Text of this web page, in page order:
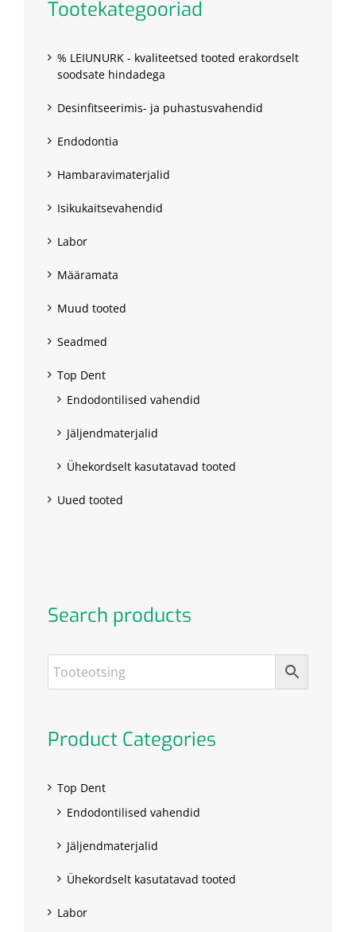
Tootekategooriad
% LEIUNURK - kvaliteetsed tooted erakordselt
soodsate hindadega
Desinfitseerimis- ja puhastusvahendid
Endodontia
Hambaravimaterjalid
Isikukaitsevahendid
Labor
Määramata
Muud tooted
Seadmed
Top Dent
Endodontilised vahendid
Jäljendmaterjalid
Ühekordselt kasutatavad tooted
Uued tooted
Search products
Product Categories
Top Dent
Endodontilised vahendid
Jäljendmaterjalid
Ühekordselt kasutatavad tooted
Labor